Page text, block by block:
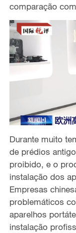
comparação
Durante muito
de prédios
proibido, e o
instalação dos
Empresas
problemáticos
aparelhos
instalação